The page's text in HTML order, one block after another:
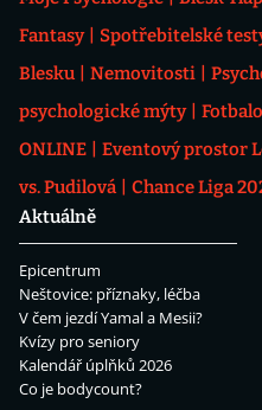
Fantasy
Spotřebitelské
Blesku
Nemovitosti
psychologické mýty
ONLINE
Eventový prostor
vs. Pudilová
Chance Liga
Aktuálně
Epicentrum
Neštovice: příznaky, léčba
V čem jezdí Yamal a Mesii?
Kvízy pro seniory
Kalendář úplňků 2026
Co je bodycount?